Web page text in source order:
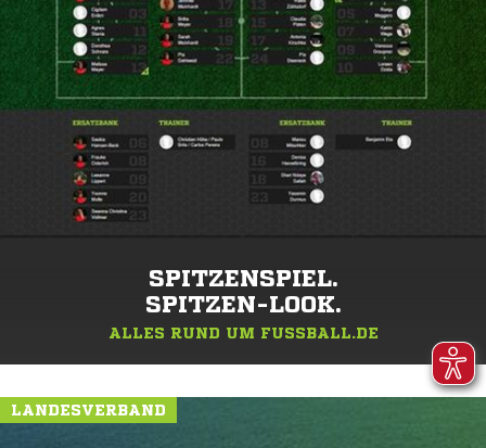
SPITZENSPIEL.
SPITZEN-LOOK.
ALLES RUND UM FUSSBALL.DE
LANDESVERBAND